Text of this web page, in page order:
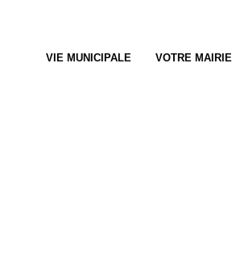
VIE MUNICIPALE VOTRE MAIRIE